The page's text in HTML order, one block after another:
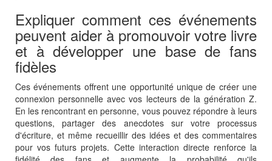
Expliquer comment ces événements
peuvent aider à promouvoir votre livre
et à développer une base de fans
fidèles
Ces événements offrent une opportunité unique de créer une
connexion personnelle avec vos lecteurs de la génération Z.
En les rencontrant en personne, vous pouvez répondre à leurs
questions, partager des anecdotes sur votre processus
d'écriture, et même recueillir des idées et des commentaires
pour vos futurs projets. Cette interaction directe renforce la